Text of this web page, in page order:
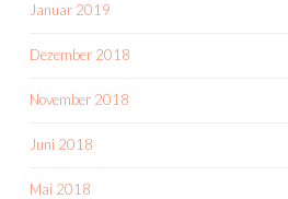
Januar 2019
Dezember 2018
November 2018
Juni 2018
Mai 2018